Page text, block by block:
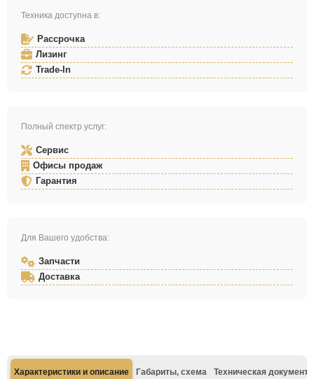
Техника доступна в:
Рассрочка
Лизинг
Trade-In
Полный спектр услуг:
Сервис
Офисы продаж
Гарантия
Для Вашего удобства:
Запчасти
Доставка
Характеристики и описание Габариты, схема Техническая